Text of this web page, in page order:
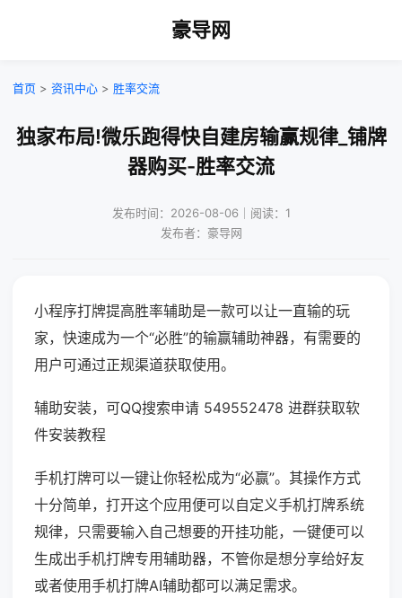
豪导网
首页 > 资讯中心 > 胜率交流
独家布局!微乐跑得快自建房输赢规律_铺牌
器购买-胜率交流
发布时间：2026-08-06｜阅读：1
发布者：豪导网
小程序打牌提高胜率辅助是一款可以让一直输的玩
家，快速成为一个“必胜”的输赢辅助神器，有需要的
用户可通过正规渠道获取使用。
辅助安装，可QQ搜索申请 549552478 进群获取软
件安装教程
手机打牌可以一键让你轻松成为“必赢”。其操作方式
十分简单，打开这个应用便可以自定义手机打牌系统
规律，只需要输入自己想要的开挂功能，一键便可以
生成出手机打牌专用辅助器，不管你是想分享给好友
或者使用手机打牌AI辅助都可以满足需求。